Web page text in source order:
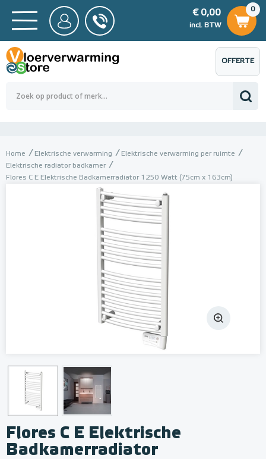
BTW
0,00
0
€ 0,00
incl. BTW
€ 0,00
OFFERTE
AANVRAGEN
Home Elektrische verwarming
Elektrische verwarming per ruimte
Elektrische radiator badkamer
Flores C E Elektrische Badkamerradiator 1250 Watt (75cm x 163cm)
Flores C E Elektrische
Badkamerradiator